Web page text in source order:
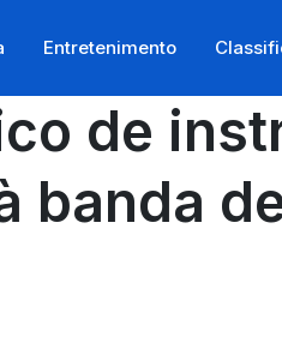
Entretenimento
de